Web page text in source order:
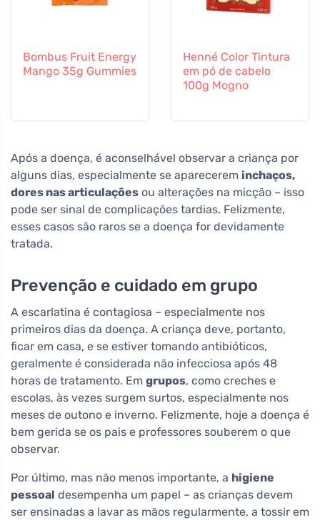
Bombus Fruit Energy
Mango 35g Gummies
Henné Color Tintura
em pó de cabelo
100g Mogno
Após a doença, é aconselhável observar a criança por
alguns dias, especialmente se aparecerem inchaços,
dores nas articulações ou alterações na micção – isso
pode ser sinal de complicações tardias. Felizmente,
esses casos são raros se a doença for devidamente
tratada.
Prevenção e cuidado em grupo
A escarlatina é contagiosa – especialmente nos
primeiros dias da doença. A criança deve, portanto,
ficar em casa, e se estiver tomando antibióticos,
geralmente é considerada não infecciosa após 48
horas de tratamento. Em grupos, como creches e
escolas, às vezes surgem surtos, especialmente nos
meses de outono e inverno. Felizmente, hoje a doença é
bem gerida se os pais e professores souberem o que
observar.
Por último, mas não menos importante, a higiene
pessoal desempenha um papel – as crianças devem
ser ensinadas a lavar as mãos regularmente, a tossir em